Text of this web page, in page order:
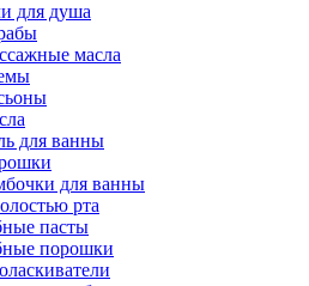
для душа
масла
для ванны
для ванны
рта
пасты
порошки